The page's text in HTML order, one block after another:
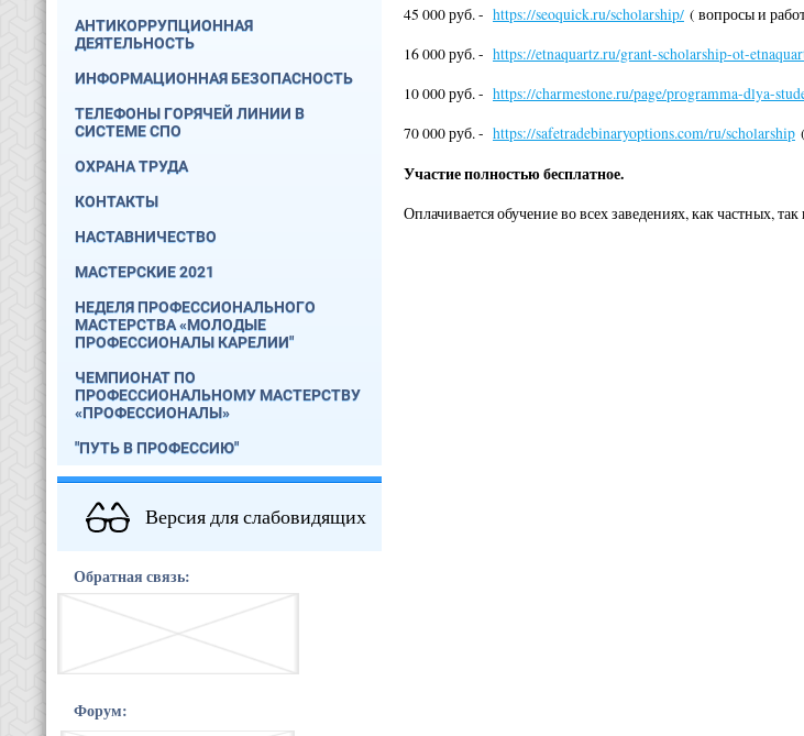
АНТИКОРРУПЦИОННАЯ
ДЕЯТЕЛЬНОСТЬ
ИНФОРМАЦИОННАЯ БЕЗОПАСНОСТЬ
ТЕЛЕФОНЫ ГОРЯЧЕЙ ЛИНИИ В
СИСТЕМЕ СПО
ОХРАНА ТРУДА
КОНТАКТЫ
НАСТАВНИЧЕСТВО
МАСТЕРСКИЕ 2021
НЕДЕЛЯ ПРОФЕССИОНАЛЬНОГО
МАСТЕРСТВА «МОЛОДЫЕ
ПРОФЕССИОНАЛЫ КАРЕЛИИ"
ЧЕМПИОНАТ ПО
ПРОФЕССИОНАЛЬНОМУ МАСТЕРСТВУ
«ПРОФЕССИОНАЛЫ»
"ПУТЬ В ПРОФЕССИЮ"
Версия для слабовидящих
Обратная связь:
Форум:
45 000 руб. - https://seoquick.ru/scholarship/ ( вопросы и
16 000 руб. - https://etnaquartz.ru/grant-scholarship-ot-
10 000 руб. - https://charmestone.ru/page/programma-dlya-
70 000 руб. - https://safetradebinaryoptions.com/ru/scholarship
Участие полностью бесплатное.
Оплачивается обучение во всех заведениях, как частных,